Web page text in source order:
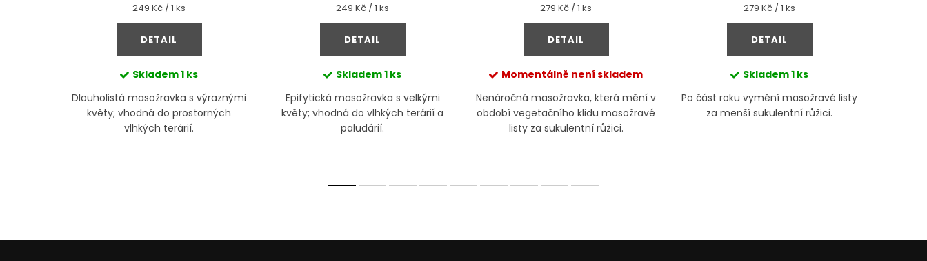
Měrná
cena:
249 Kč / 1 ks
DETAIL
Skladem1 ks
Dlouholistá masožravka s výraznými
květy; vhodná do prostorných
vlhkých terárií.
Měrná
cena:
249 Kč / 1 ks
DETAIL
Skladem1 ks
Epifytická masožravka s velkými
květy; vhodná do vlhkých terárií a
paludárií.
Měrná
cena:
279 Kč / 1 ks
DETAIL
Momentálně není skladem
Nenáročná masožravka, která mění v
období vegetačního klidu masožravé
listy za sukulentní růžici.
Měrná
cena:
279 Kč / 1 ks
DETAIL
Skladem1 ks
Po část roku vymění masožravé listy
za menší sukulentní růžici.